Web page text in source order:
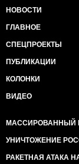
НОВОСТИ
ГЛАВНОЕ
СПЕЦПРОЕКТЫ
ПУБЛИКАЦИИ
КОЛОНКИ
ВИДЕО
МАССИРОВАННЫЙ
УНИЧТОЖЕНИЕ
РАКЕТНАЯ АТАКА